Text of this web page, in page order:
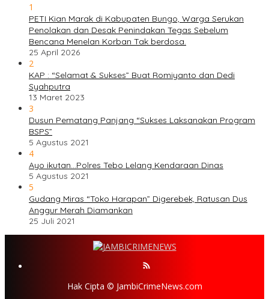
1
PETI Kian Marak di Kabupaten Bungo, Warga Serukan
Penolakan dan Desak Penindakan Tegas Sebelum
Bencana Menelan Korban Tak berdosa.
25 April 2026
2
KAP : “Selamat & Sukses” Buat Romiyanto dan Dedi
Syahputra
13 Maret 2023
3
Dusun Pematang Panjang “Sukses Laksanakan Program
BSPS”
5 Agustus 2021
4
Ayo ikutan…Polres Tebo Lelang Kendaraan Dinas
5 Agustus 2021
5
Gudang Miras “Toko Harapan” Digerebek, Ratusan Dus
Anggur Merah Diamankan
25 Juli 2021
Hak Cipta © JambiCrimeNews.com